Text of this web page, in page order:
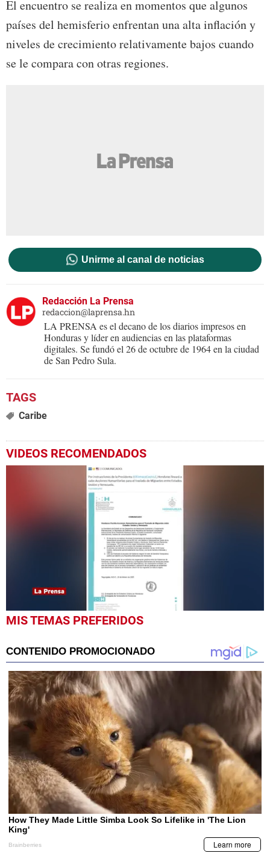
El encuentro se realiza en momentos que algunos
países del hemisferio enfrentan una alta inflación y
niveles de crecimiento relativamente bajos cuando
se le compara con otras regiones.
Unirme al canal de noticias
Redacción La Prensa
redaccion@laprensa.hn
LA PRENSA es el decano de los diarios impresos en
Honduras y líder en audiencias en las plataformas
digitales. Se fundó el 26 de octubre de 1964 en la ciudad
de San Pedro Sula.
Caribe
VIDEOS RECOMENDADOS
0
seconds
seconds
MIS TEMAS PREFERIDOS